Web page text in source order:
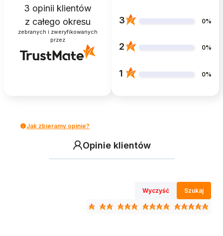
3 opinii klientów
z całego okresu
zebranych i zweryfikowanych
przez
3 0%
2 0%
1 0%
Jak zbieramy opinie?
Opinie klientów
Wyczyść Szukaj